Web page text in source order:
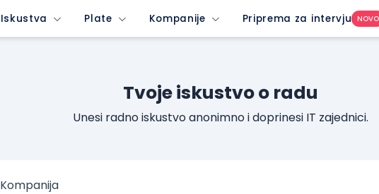
Iskustva Plate Kompanije Priprema za intervju NOVO
Tvoje iskustvo o radu
Unesi radno iskustvo anonimno i doprinesi IT zajednici.
Kompanija